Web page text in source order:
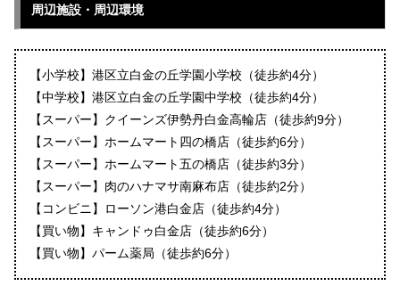
周辺施設・周辺環境
【小学校】港区立白金の丘学園小学校（徒歩約4分）
【中学校】港区立白金の丘学園中学校（徒歩約4分）
【スーパー】クイーンズ伊勢丹白金高輪店（徒歩約9分）
【スーパー】ホームマート四の橋店（徒歩約6分）
【スーパー】ホームマート五の橋店（徒歩約3分）
【スーパー】肉のハナマサ南麻布店（徒歩約2分）
【コンビニ】ローソン港白金店（徒歩約4分）
【買い物】キャンドゥ白金店（徒歩約6分）
【買い物】パーム薬局（徒歩約6分）